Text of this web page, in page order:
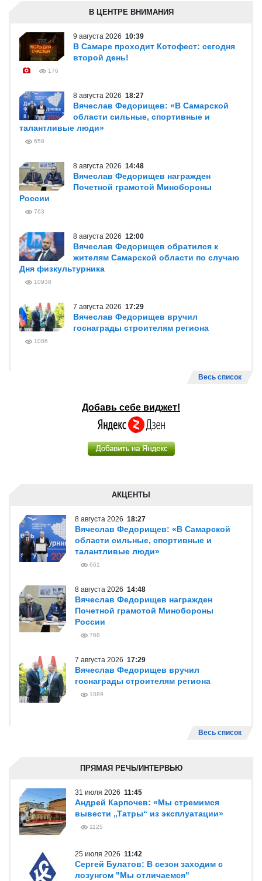
В ЦЕНТРЕ ВНИМАНИЯ
9 августа 2026 10:39
В Самаре проходит Котофест: сегодня
второй день!
176
8 августа 2026 18:27
Вячеслав Федорищев: «В Самарской
области сильные, спортивные и
талантливые люди»
658
8 августа 2026 14:48
Вячеслав Федорищев награжден
Почетной грамотой Минобороны
России
763
8 августа 2026 12:00
Вячеслав Федорищев обратился к
жителям Самарской области по случаю
Дня физкультурника
10938
7 августа 2026 17:29
Вячеслав Федорищев вручил
госнаграды строителям региона
1086
Весь список
Добавь себе виджет!
АКЦЕНТЫ
8 августа 2026 18:27
Вячеслав Федорищев: «В Самарской
области сильные, спортивные и
талантливые люди»
661
8 августа 2026 14:48
Вячеслав Федорищев награжден
Почетной грамотой Минобороны
России
768
7 августа 2026 17:29
Вячеслав Федорищев вручил
госнаграды строителям региона
1089
Весь список
ПРЯМАЯ РЕЧЬ/ИНТЕРВЬЮ
31 июля 2026 11:45
Андрей Карпочев: «Мы стремимся
вывести „Татры“ из эксплуатации»
1125
25 июля 2026 11:42
Сергей Булатов: В сезон заходим с
лозунгом "Мы отличаемся"